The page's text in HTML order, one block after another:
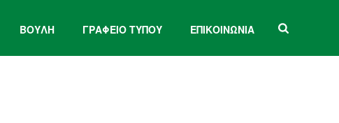
ΒΟΥΛΗ ΓΡΑΦΕΙΟ ΤΥΠΟΥ ΕΠΙΚΟΙΝΩΝΙΑ